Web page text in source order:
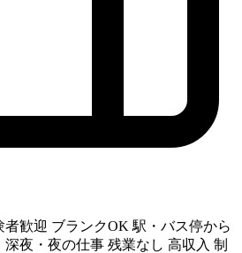
者歓迎 ブランクOK 駅・バス停から
深夜・夜の仕事 残業なし 高収入 制